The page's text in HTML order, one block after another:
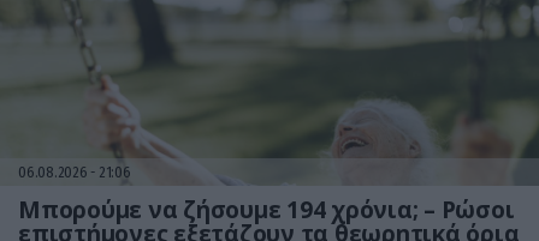
06.08.2026 21:06
Μπορούμε να ζήσουμε 194 χρόνια; – Ρώσοι
επιστήμονες εξετάζουν τα θεωρητικά όρια